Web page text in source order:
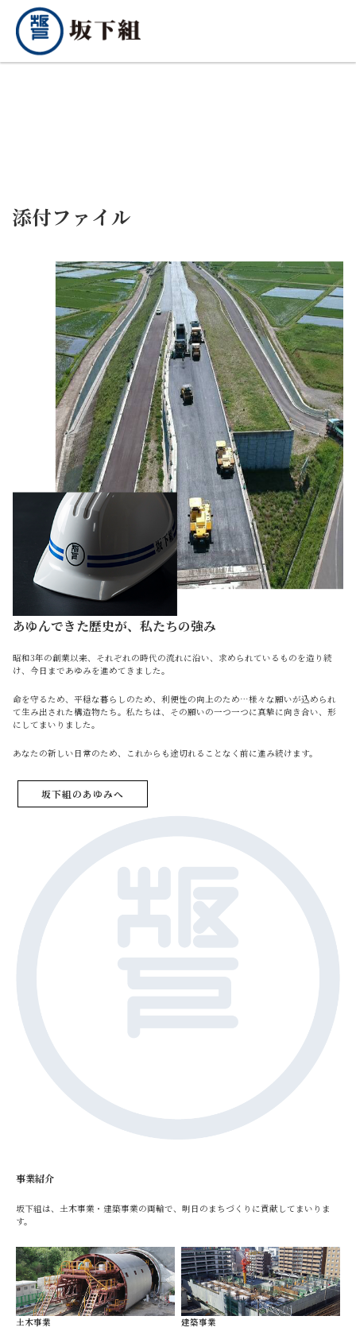
添付ファイル
あゆんできた歴史が、私たちの強み
昭和3年の創業以来、それぞれの時代の流れに沿い、求められているものを造り続
け、今日まであゆみを進めてきました。
命を守るため、平穏な暮らしのため、利便性の向上のため…様々な願いが込められ
て生み出された構造物たち。私たちは、その願いの一つ一つに真摯に向き合い、形
にしてまいりました。
あなたの新しい日常のため、これからも途切れることなく前に進み続けます。
坂下組のあゆみへ
事業紹介
坂下組は、土木事業・建築事業の両輪で、明日のまちづくりに貢献してまいりま
す。
土木事業 建築事業